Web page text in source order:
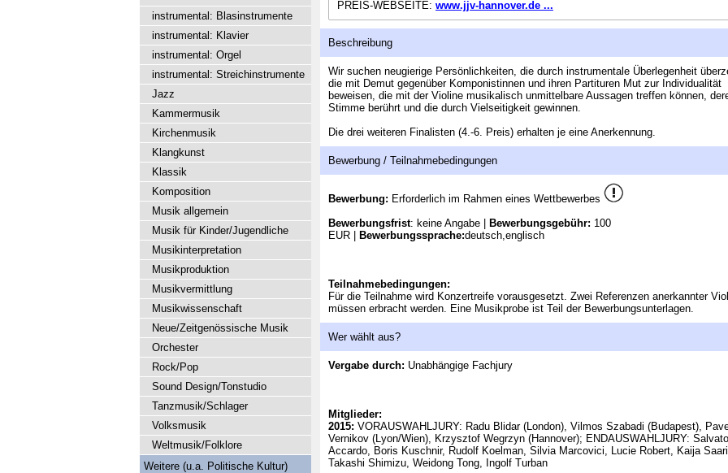
PREIS-WEBSEITE: www.jjv-hannover.de ...
Beschreibung
Wir suchen neugierige Persönlichkeiten, die durch instrumentale Überlegenheit
die mit Demut gegenüber Komponistinnen und ihren Partituren Mut zur Individualität
beweisen, die mit der Violine musikalisch unmittelbare Aussagen treffen können,
Stimme berührt und die durch Vielseitigkeit gewinnen.
Die drei weiteren Finalisten (4.-6. Preis) erhalten je eine Anerkennung.
Bewerbung / Teilnahmebedingungen
Bewerbung: Erforderlich im Rahmen eines Wettbewerbes
Bewerbungsfrist: keine Angabe | Bewerbungsgebühr: 100
EUR |
Bewerbungssprache:deutsch,englisch
Teilnahmebedingungen:
Für die Teilnahme wird Konzertreife vorausgesetzt. Zwei Referenzen anerkannter
müssen erbracht werden. Eine Musikprobe ist Teil der Bewerbungsunterlagen.
Wer wählt aus?
Vergabe durch: Unabhängige Fachjury
Mitglieder:
2015: VORAUSWAHLJURY: Radu Blidar (London), Vilmos Szabadi (Budapest),
Vernikov (Lyon/Wien), Krzysztof Wegrzyn (Hannover); ENDAUSWAHLJURY:
Accardo, Boris Kuschnir, Rudolf Koelman, Silvia Marcovici, Lucie Robert, Kaija
Takashi Shimizu, Weidong Tong, Ingolf Turban
instrumental: Blasinstrumente
instrumental: Klavier
instrumental: Orgel
instrumental: Streichinstrumente
Jazz
Kammermusik
Kirchenmusik
Klangkunst
Klassik
Komposition
Musik allgemein
Musik für Kinder/Jugendliche
Musikinterpretation
Musikproduktion
Musikvermittlung
Musikwissenschaft
Neue/Zeitgenössische Musik
Orchester
Rock/Pop
Sound Design/Tonstudio
Tanzmusik/Schlager
Volksmusik
Weltmusik/Folklore
Weitere (u.a. Politische Kultur)